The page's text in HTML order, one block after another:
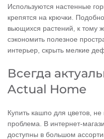
Используются настенные
крепятся на крючки.
вьющихся растений, к тому
сэкономить полезное
интерьер, скрыть мелкие
Всегда
Actual Home
Купить кашпо для цветов,
проблема. В интернет-
доступны в большом